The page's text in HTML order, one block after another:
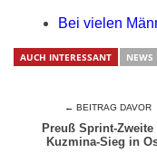
Bei vielen
AUCH INTERESSANT NEWS
← BEITRAG DAVOR
Preuß Sprint-Zweite
Kuzmina-Sieg in